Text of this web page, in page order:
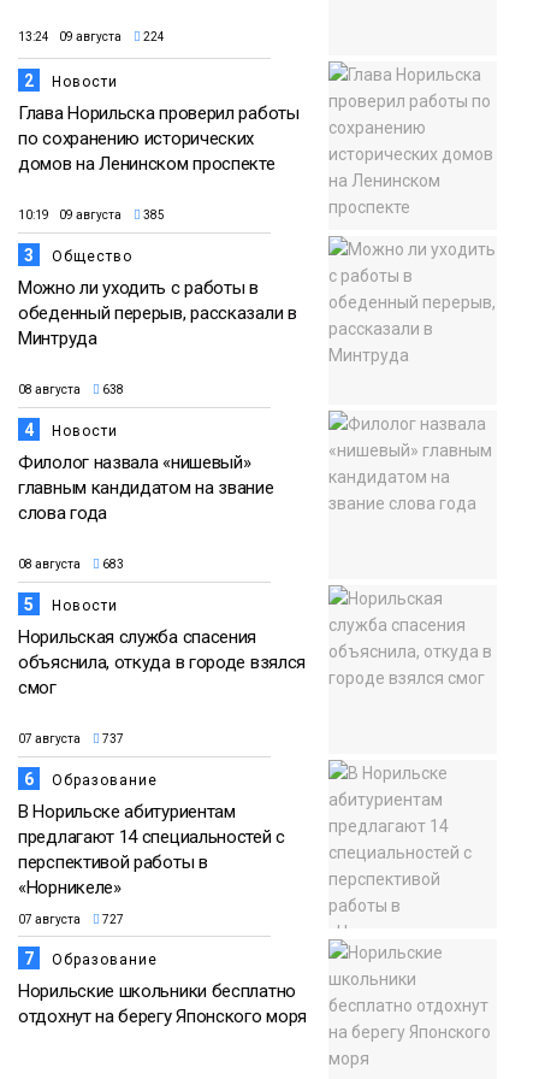
13:24 09 августа 224
2 Новости
Глава Норильска проверил работы
по сохранению исторических
домов на Ленинском проспекте
10:19 09 августа 385
3 Общество
Можно ли уходить с работы в
обеденный перерыв, рассказали в
Минтруда
08 августа 638
4 Новости
Филолог назвала «нишевый»
главным кандидатом на звание
слова года
08 августа 683
5 Новости
Норильская служба спасения
объяснила, откуда в городе взялся
смог
07 августа 737
6 Образование
В Норильске абитуриентам
предлагают 14 специальностей с
перспективой работы в
«Норникеле»
07 августа 727
7 Образование
Норильские школьники бесплатно
отдохнут на берегу Японского моря